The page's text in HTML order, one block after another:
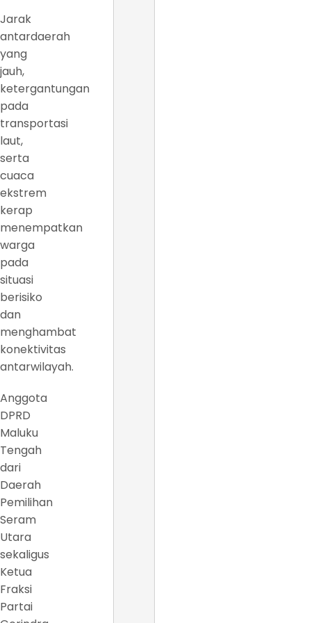
Jarak
antardaerah
yang
jauh,
ketergantungan
pada
transportasi
laut,
serta
cuaca
ekstrem
kerap
menempatkan
warga
pada
situasi
berisiko
dan
menghambat
konektivitas
antarwilayah.
Anggota
DPRD
Maluku
Tengah
dari
Daerah
Pemilihan
Seram
Utara
sekaligus
Ketua
Fraksi
Partai